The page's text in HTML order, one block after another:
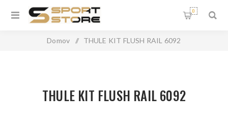
0
Domov / THULE KIT FLUSH RAIL 6092
THULE KIT FLUSH RAIL 6092